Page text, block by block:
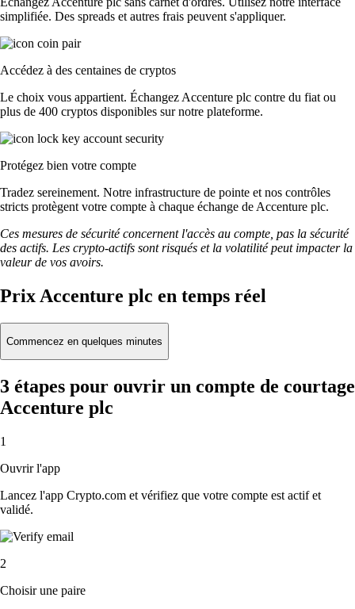
simplifiée. Des spreads et autres frais peuvent s'appliquer.
Accédez à des centaines de cryptos
Le choix vous appartient. Échangez Accenture plc contre du fiat ou
plus de 400 cryptos disponibles sur notre plateforme.
Protégez bien votre compte
Tradez sereinement. Notre infrastructure de pointe et nos contrôles
stricts protègent votre compte à chaque échange de Accenture plc.
Ces mesures de sécurité concernent l'accès au compte, pas la sécurité
des actifs. Les crypto-actifs sont risqués et la volatilité peut impacter la
valeur de vos avoirs.
Prix Accenture plc en temps réel
Commencez en quelques minutes
3 étapes pour ouvrir un compte de courtage
Accenture plc
1
Ouvrir l'app
Lancez l'app Crypto.com et vérifiez que votre compte est actif et
validé.
2
Choisir une paire